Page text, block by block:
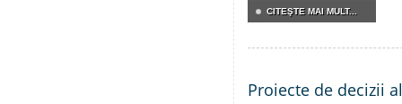
CITEŞTE MAI MULT...
Proiecte de decizii